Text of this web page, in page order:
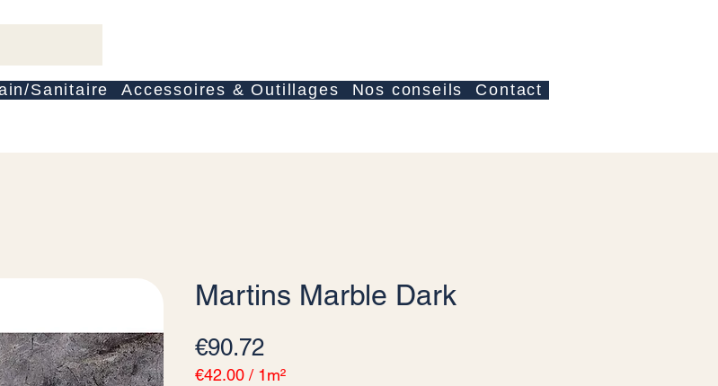
Sanitaire Accessoires & Outillages Nos conseils Contact
Martins Marble Dark
€90.72Price
€42.00 / 1m²